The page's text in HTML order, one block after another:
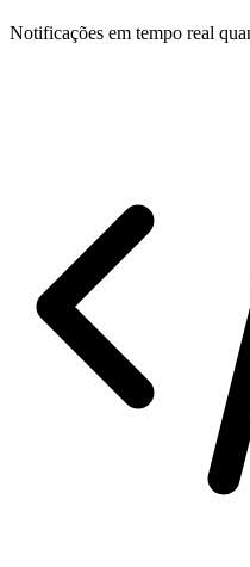
Notificações em tempo real